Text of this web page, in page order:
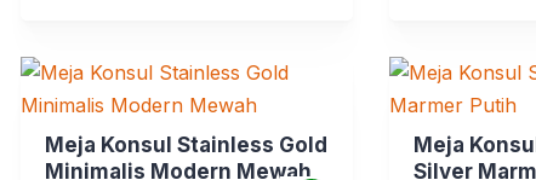
Meja Konsul Stainless Gold
Minimalis Modern Mewah
Meja
Silver